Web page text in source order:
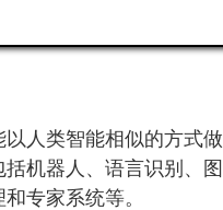
人类智能相似的方式做
机器人、语言识别、图
专家系统等。